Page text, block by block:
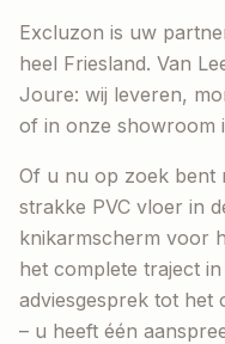
Excluzon is uw
heel Friesland. Van
Joure: wij leveren,
of in onze showroom
Of u nu op zoek bent
strakke PVC vloer in
knikarmscherm voor
het complete traject in
adviesgesprek tot het
– u heeft één